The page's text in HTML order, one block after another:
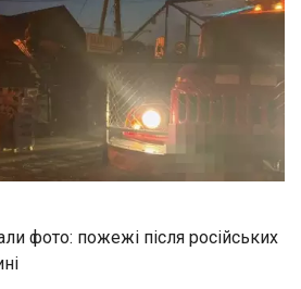
фото: пожежі після російських